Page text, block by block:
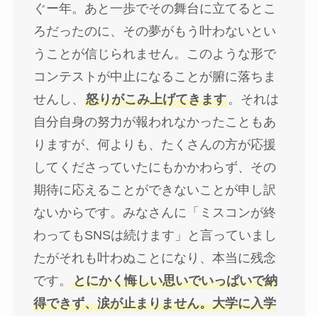
ぐー年。あと一歩でその舞台に立てるとこ
ろだったのに、その夢がもう叶わないとい
うことが信じられません。このような形で
コンテストが中止になることが腑に落ちま
せんし、 怒りがこみ上げてきます。それは
自分自身の努力が報われなかったこともあ
りますが、何よりも、たくさんの方が応援
してくださっていたにもかかわらず、その
期待に応えることができないことが申し訳
ないからです。みなさんに「ミスコンが終
わってもSNSは続けます」と言っていまし
たがそれも叶わぬことになり、本当に残念
です。 とにかく悔しい思いでいっぱいで納
得できず、涙が止まりません。大学に入学